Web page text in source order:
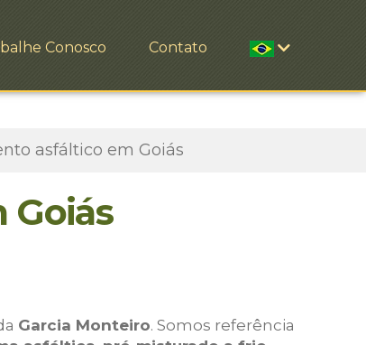
Conosco Contato
asfáltico em Goiás
Garcia Monteiro. Somos referência